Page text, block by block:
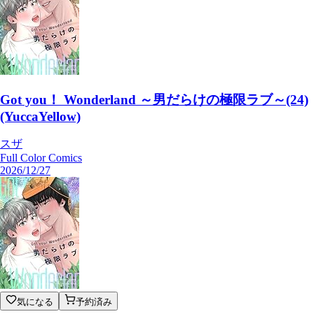
Got you！ Wonderland ～男だらけの極限ラブ～(24)
(YuccaYellow)
スザ
Full Color Comics
2026/12/27
気になる 予約済み